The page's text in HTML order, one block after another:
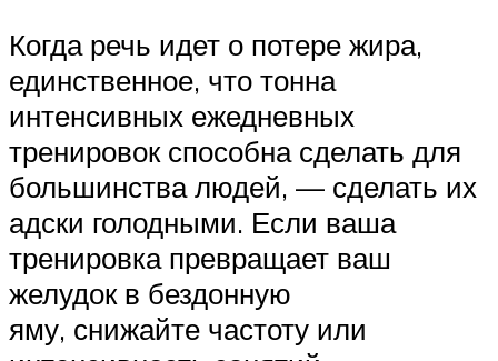
Когда речь идет о потере жира,
единственное, что тонна
интенсивных ежедневных
тренировок способна сделать для
большинства людей, — сделать их
адски голодными. Если ваша
тренировка превращает ваш
желудок в бездонную
яму, снижайте частоту или